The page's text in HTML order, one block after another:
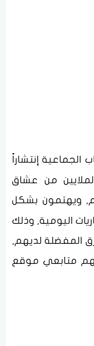
الجماعية إنتشاراً
من عشاق
ويهتمون بشكل
اليومية, وذلك
المفضلة لديهم,
متابعي موقع